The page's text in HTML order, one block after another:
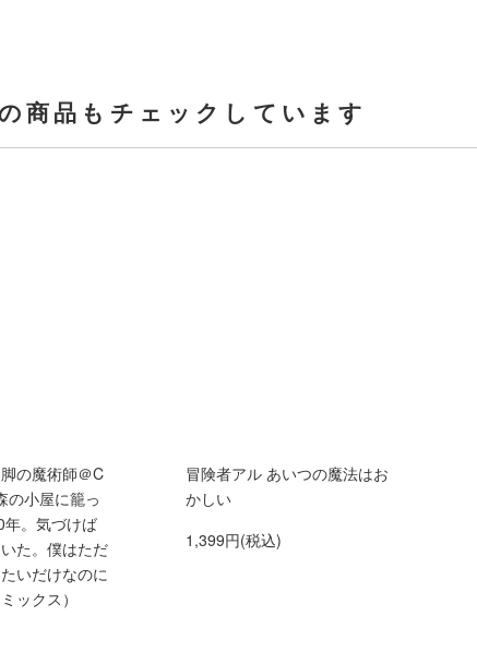
商品もチェックしています
の魔術師＠C
の小屋に籠っ
。気づけば
た。僕はただ
いだけなのに
ックス）
冒険者アル あいつの魔法はお
かしい
1,399円(税込)